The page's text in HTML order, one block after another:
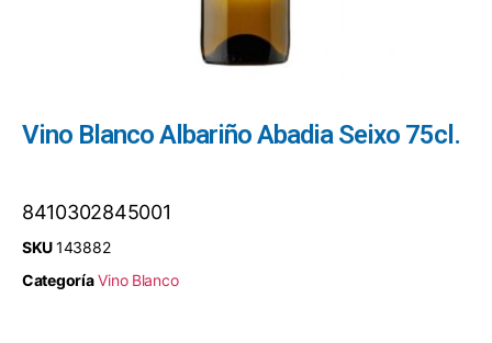
Vino Blanco Albariño Abadia Seixo 75cl.
8410302845001
SKU143882
Categoría Vino Blanco